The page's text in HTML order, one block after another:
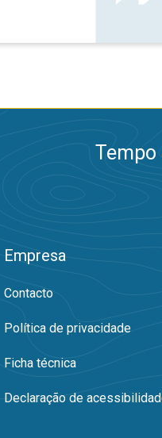
Tempo
Empresa
Contacto
Política de privacidade
Ficha técnica
Declaração de